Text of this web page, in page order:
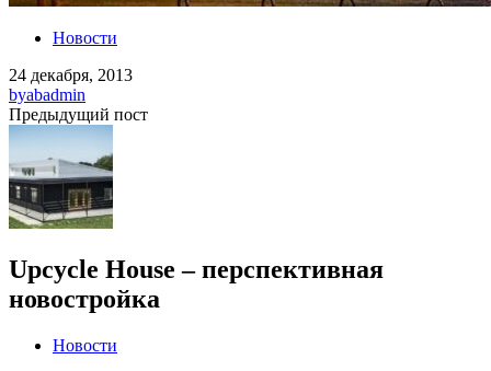
Новости
24 декабря, 2013
byabadmin
Предыдущий пост
Upcycle House – перспективная
новостройка
Новости